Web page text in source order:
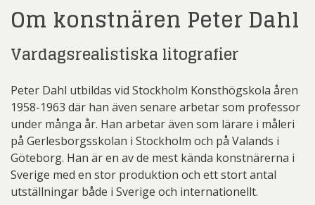
Om konstnären Peter Dahl
Vardagsrealistiska litografier
Peter Dahl utbildas vid Stockholm Konsthögskola åren
1958-1963 där han även senare arbetar som professor
under många år. Han arbetar även som lärare i måleri
på Gerlesborgsskolan i Stockholm och på Valands i
Göteborg. Han är en av de mest kända konstnärerna i
Sverige med en stor produktion och ett stort antal
utställningar både i Sverige och internationellt.